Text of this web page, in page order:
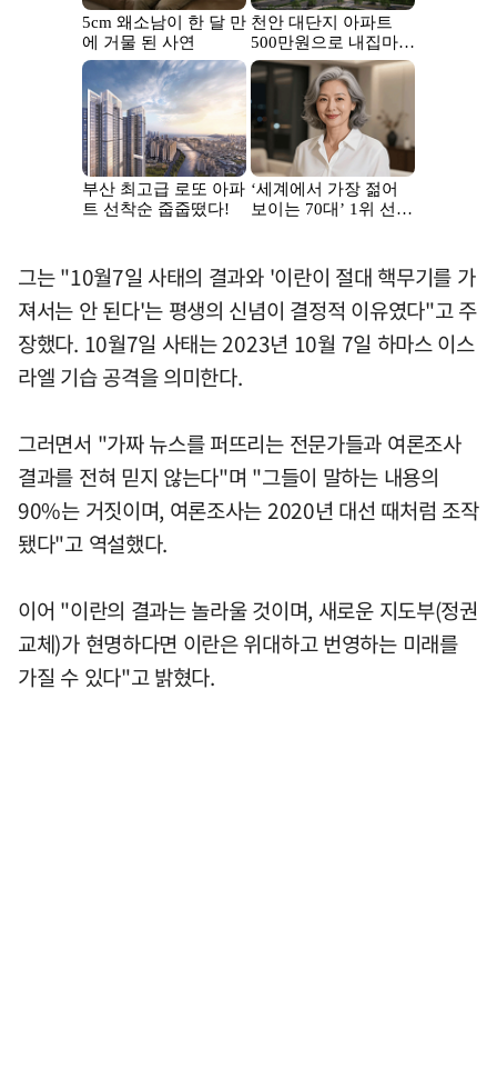
그는 "10월7일 사태의 결과와 '이란이 절대 핵무기를 가
져서는 안 된다'는 평생의 신념이 결정적 이유였다"고 주
장했다. 10월7일 사태는 2023년 10월 7일 하마스 이스
라엘 기습 공격을 의미한다.
그러면서 "가짜 뉴스를 퍼뜨리는 전문가들과 여론조사
결과를 전혀 믿지 않는다"며 "그들이 말하는 내용의
90%는 거짓이며, 여론조사는 2020년 대선 때처럼 조작
됐다"고 역설했다.
이어 "이란의 결과는 놀라울 것이며, 새로운 지도부(정권
교체)가 현명하다면 이란은 위대하고 번영하는 미래를
가질 수 있다"고 밝혔다.